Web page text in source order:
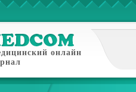
онлайн